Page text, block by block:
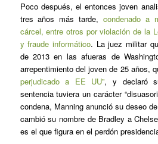
Poco después, el entonces joven
tres años más tarde,condenado a
cárcel, entre otros por violación de la
y fraude informático. La juez militar
de 2013 en las afueras de
arrepentimiento del joven de 25 años,
perjudicado a EE UU”, y declaró
sentencia tuviera un carácter
condena, Manning anunció su deseo
cambió su nombre de Bradley a
es el que figura en el perdón